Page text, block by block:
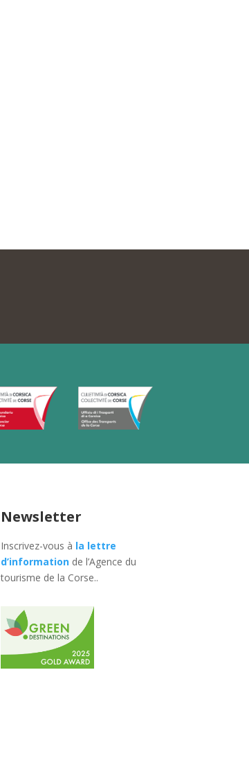
Newsletter
Inscrivez-vous à la lettre
d’information de l’Agence du
tourisme de la Corse..